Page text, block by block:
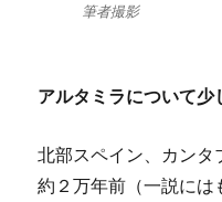
筆者撮影
アルタミラについて少
北部スペイン、カンタ
約２万年前（一説には